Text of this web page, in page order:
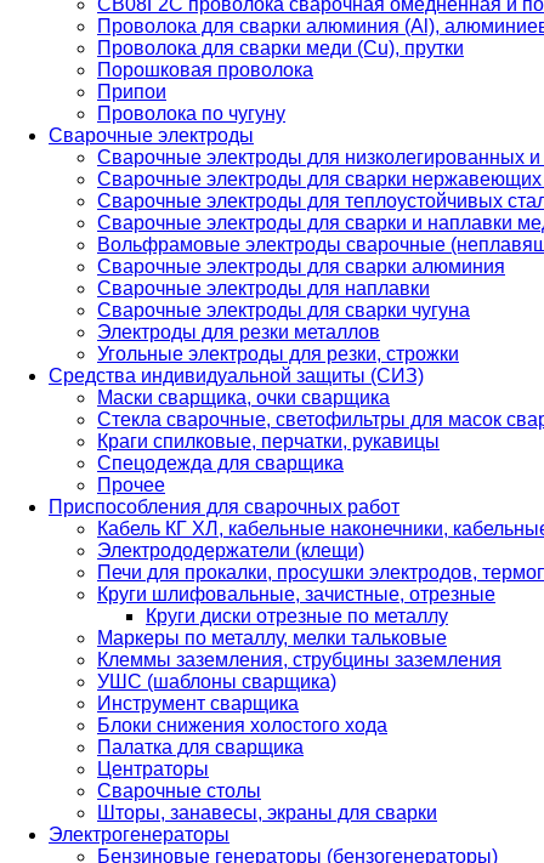
СВ08Г2С проволока сварочная омедненная и
Проволока для сварки алюминия (Al),
Проволока для сварки меди (Cu), прутки
Порошковая проволока
Припои
Проволока по чугуну
Сварочные электроды
Сварочные электроды для низколегированных и
Сварочные электроды для сварки
Сварочные электроды для теплоустойчивых
Сварочные электроды для сварки и наплавки
Вольфрамовые электроды сварочные
Сварочные электроды для сварки алюминия
Сварочные электроды для наплавки
Сварочные электроды для сварки чугуна
Электроды для резки металлов
Угольные электроды для резки, строжки
Средства индивидуальной защиты (СИЗ)
Маски сварщика, очки сварщика
Стекла сварочные, светофильтры для масок
Краги спилковые, перчатки, рукавицы
Спецодежда для сварщика
Прочее
Приспособления для сварочных работ
Кабель КГ ХЛ, кабельные наконечники,
Электрододержатели (клещи)
Печи для прокалки, просушки электродов,
Круги шлифовальные, зачистные, отрезные
Круги диски отрезные по металлу
Маркеры по металлу, мелки тальковые
Клеммы заземления, струбцины заземления
УШС (шаблоны сварщика)
Инструмент сварщика
Блоки снижения холостого хода
Палатка для сварщика
Центраторы
Сварочные столы
Шторы, занавесы, экраны для сварки
Электрогенераторы
Бензиновые генераторы (бензогенераторы)